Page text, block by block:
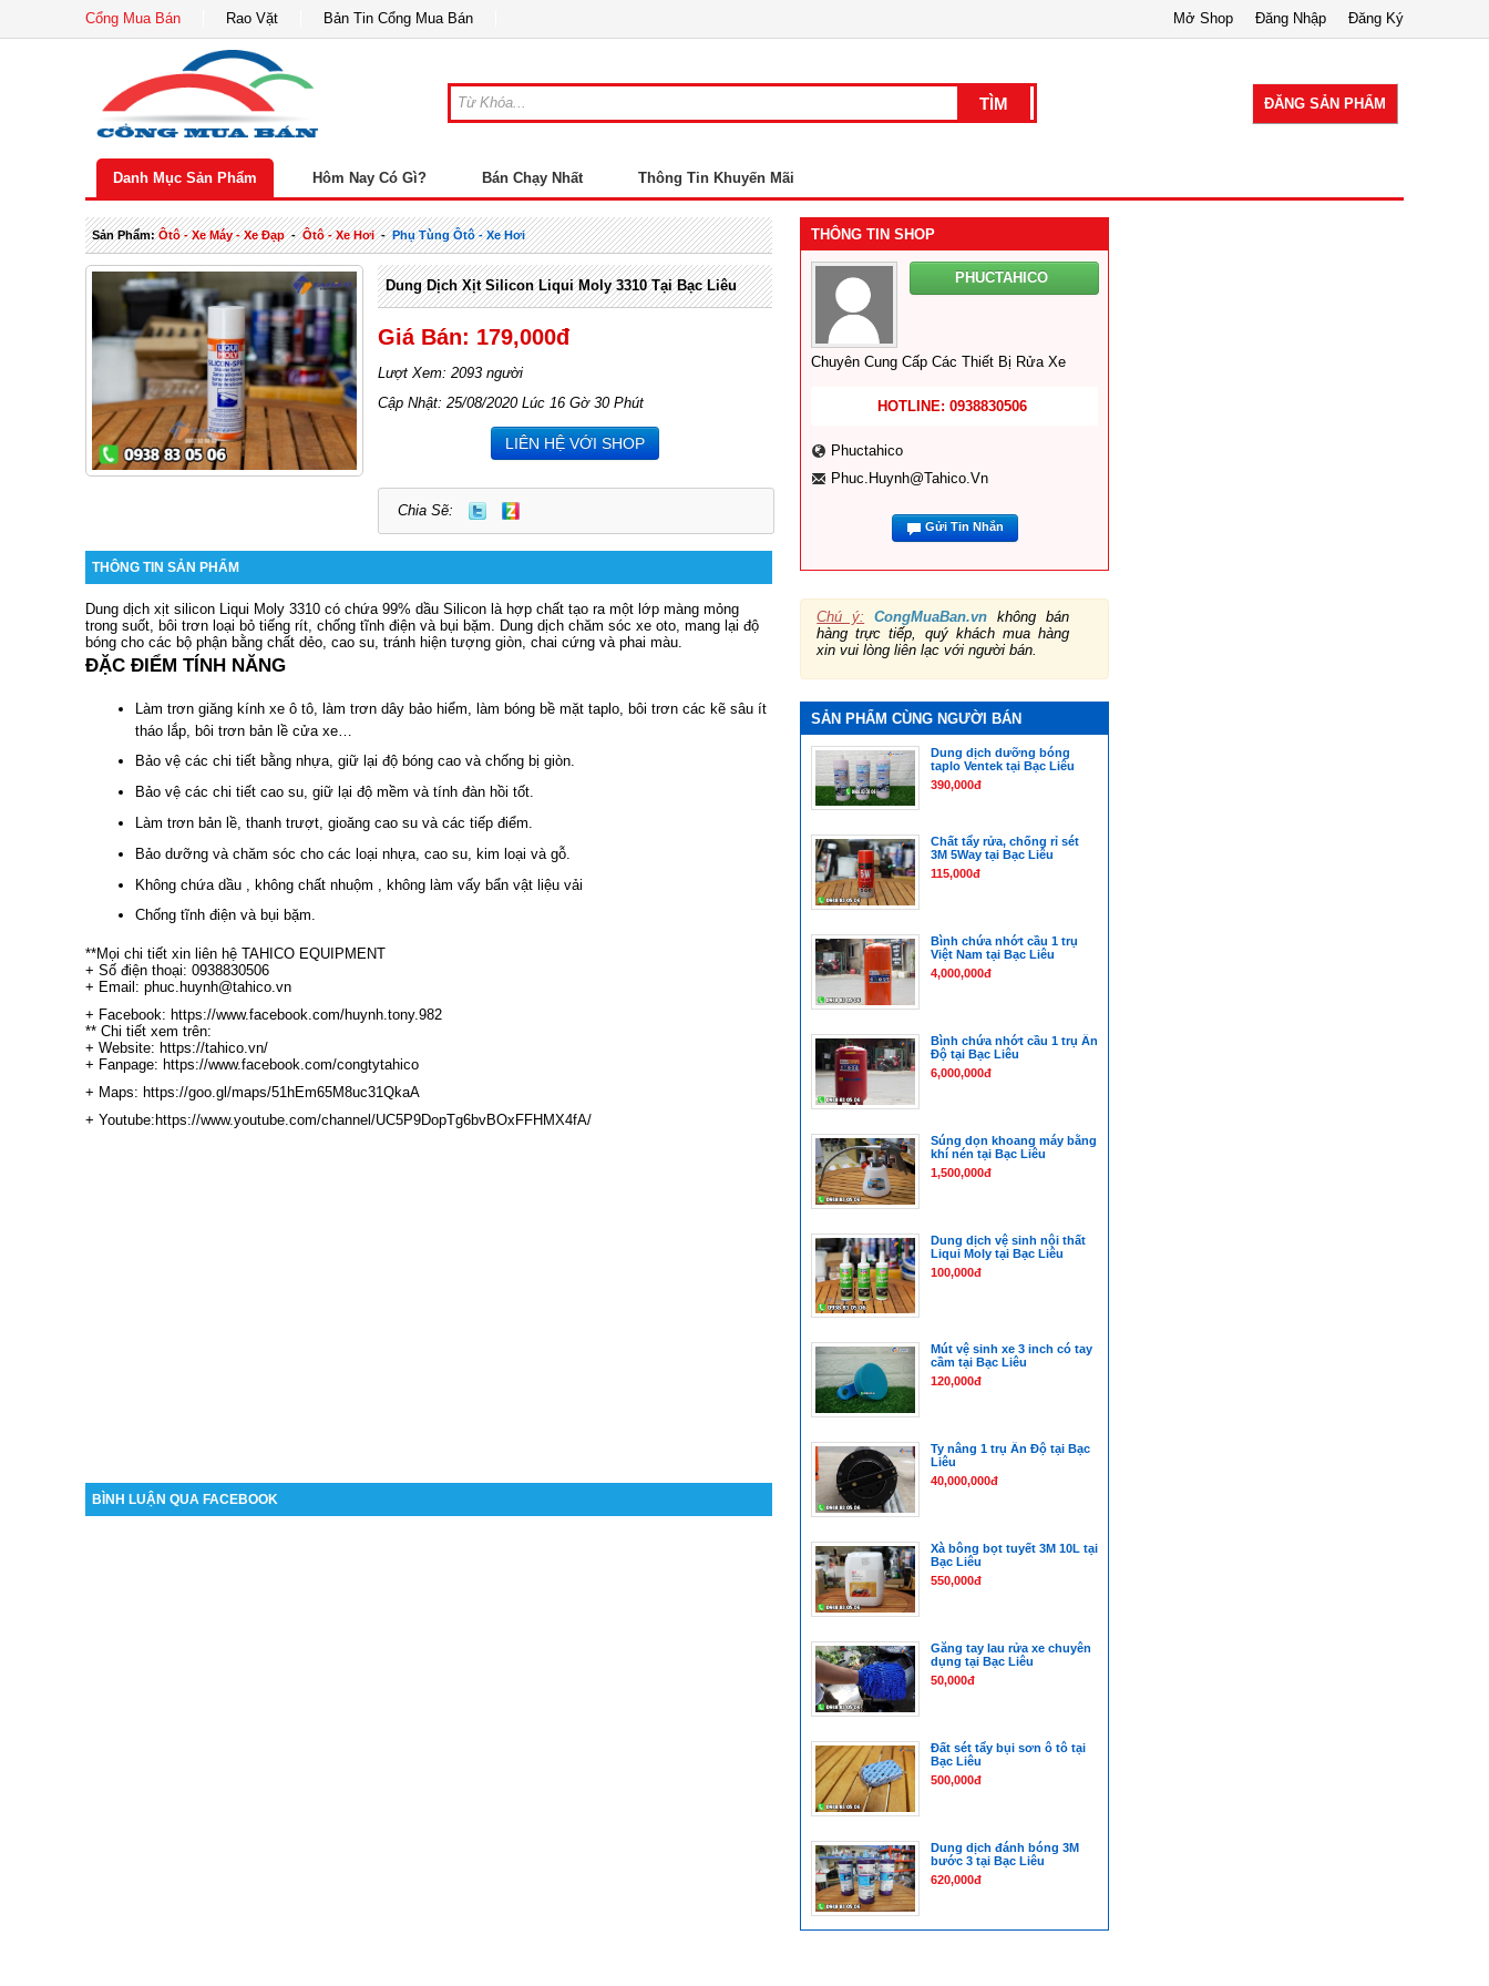
Cổng Mua Bán Rao Vặt Bản Tin Cổng Mua Bán Đăng Ký
Đăng Nhập
Mở Shop
ĐĂNG SẢN PHẨM
Danh Mục Sản Phẩm Hôm Nay Có Gì? Bán Chạy Nhất Thông Tin Khuyến Mãi
Sản Phẩm:Ôtô - Xe Máy - Xe Đạp-Ôtô - Xe Hơi-Phụ Tùng Ôtô - Xe Hơi
Dung Dịch Xịt Silicon Liqui Moly 3310 Tại Bạc Liêu
Giá Bán: 179,000đ
Lượt Xem: 2093 người
Cập Nhật: 25/08/2020 Lúc 16 Gờ 30 Phút
LIÊN HỆ VỚI SHOP
Chia Sẽ:
THÔNG TIN SẢN PHẨM
Dung dịch xịt silicon Liqui Moly 3310 có chứa 99% dầu Silicon là hợp chất tạo ra một lớp màng mỏng
trong suốt, bôi trơn loại bỏ tiếng rít, chống tĩnh điện và bụi bặm.
Dung dịch chăm sóc xe oto , mang lại độ
bóng cho các bộ phận bằng chất dẻo, cao su, tránh hiện tượng giòn, chai cứng và phai màu.
ĐẶC ĐIỂM TÍNH NĂNG
Làm trơn giăng kính xe ô tô, làm trơn dây bảo hiểm, làm bóng bề mặt taplo, bôi trơn các kẽ sâu ít
tháo lắp, bôi trơn bản lề cửa xe…
Bảo vệ các chi tiết bằng nhựa, giữ lại độ bóng cao và chống bị giòn.
Bảo vệ các chi tiết cao su, giữ lại độ mềm và tính đàn hồi tốt.
Làm trơn bản lề, thanh trượt, gioăng cao su và các tiếp điểm.
Bảo dưỡng và chăm sóc cho các loại nhựa, cao su, kim loại và gỗ.
Không chứa dầu , không chất nhuộm , không làm vấy bẩn vật liệu vải
Chống tĩnh điện và bụi bặm.
**Mọi chi tiết xin liên hệ TAHICO EQUIPMENT
+ Số điện thoại: 0938830506
+ Email: phuc.huynh@tahico.vn
+ Facebook: https://www.facebook.com/huynh.tony.982
** Chi tiết xem trên:
+ Website: https://tahico.vn/
+ Fanpage: https://www.facebook.com/congtytahico
+ Maps: https://goo.gl/maps/51hEm65M8uc31QkaA
+ Youtube:https://www.youtube.com/channel/UC5P9DopTg6bvBOxFFHMX4fA/
BÌNH LUẬN QUA FACEBOOK
THÔNG TIN SHOP
PHUCTAHICO
Chuyên Cung Cấp Các Thiết Bị Rửa Xe
HOTLINE: 0938830506
Phuctahico
Phuc.huynh@tahico.vn
Gửi Tin Nhắn
Chú ý: CongMuaBan.vn không bán
hàng trực tiếp, quý khách mua hàng
xin vui lòng liên lạc với người bán.
SẢN PHẨM CÙNG NGƯỜI BÁN
Dung dịch dưỡng bóng
taplo Ventek tại Bạc Liêu
390,000đ
Chất tẩy rửa, chống rỉ sét
3M 5Way tại Bạc Liêu
115,000đ
Bình chứa nhớt cầu 1 trụ
Việt Nam tại Bạc Liêu
4,000,000đ
Bình chứa nhớt cầu 1 trụ Ấn
Độ tại Bạc Liêu
6,000,000đ
Súng dọn khoang máy bằng
khí nén tại Bạc Liêu
1,500,000đ
Dung dịch vệ sinh nội thất
Liqui Moly tại Bạc Liêu
100,000đ
Mút vệ sinh xe 3 inch có tay
cầm tại Bạc Liêu
120,000đ
Ty nâng 1 trụ Ấn Độ tại Bạc
Liêu
40,000,000đ
Xà bông bọt tuyết 3M 10L tại
Bạc Liêu
550,000đ
Găng tay lau rửa xe chuyên
dụng tại Bạc Liêu
50,000đ
Đất sét tẩy bụi sơn ô tô tại
Bạc Liêu
500,000đ
Dung dịch đánh bóng 3M
bước 3 tại Bạc Liêu
620,000đ